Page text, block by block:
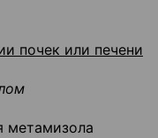
почек или печени
метамизола